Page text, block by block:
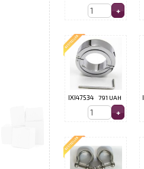
IXI47534 791 UAH